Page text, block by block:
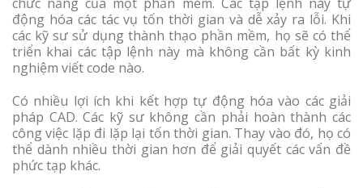
động hóa các tác vụ tốn thời gian và dễ xảy ra lỗi. Khi
các kỹ sư sử dụng thành thạo phần mềm, họ sẽ có thể
triển khai các tập lệnh này mà không cần bất kỳ kinh
nghiệm viết code nào.
Có nhiều lợi ích khi kết hợp tự động hóa vào các giải
pháp CAD. Các kỹ sư không cần phải hoàn thành các
công việc lặp đi lặp lại tốn thời gian. Thay vào đó, họ có
thể dành nhiều thời gian hơn để giải quyết các vấn đề
phức tạp khác.